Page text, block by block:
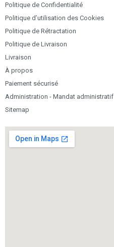
Politique de Confidentialité
Politique d’utilisation des Cookies
Politique de Rétractation
Politique de Livraison
Livraison
À propos
Paiement sécurisé
Administration - Mandat administratif
Sitemap